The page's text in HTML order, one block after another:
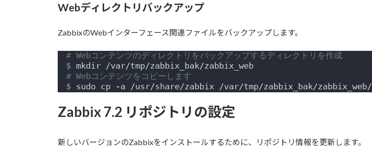
Webディレクトリバックアップ
ZabbixのWebインターフェース関連ファイルをバックアップします。
# Webコンテンツのディレクトリをバックアップするディレクトリを作成
$ mkdir /var/tmp/zabbix_bak/zabbix_web
# Webコンテンツをコピーします
$ sudo cp -a /usr/share/zabbix /var/tmp/zabbix_bak/zabbix_web/
Zabbix 7.2 リポジトリの設定
新しいバージョンのZabbixをインストールするために、リポジトリ情報を更新します。